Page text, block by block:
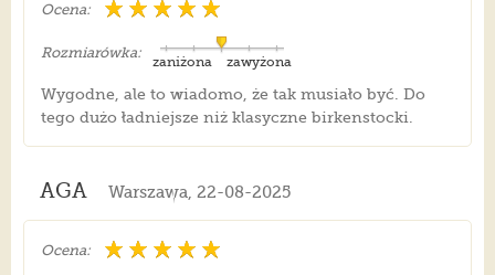
Ocena:
Rozmiarówka:
zawyżona
zaniżona
Wygodne, ale to wiadomo, że tak musiało być. Do
tego dużo ładniejsze niż klasyczne birkenstocki.
AGA Warszawa, 22-08-2025
Ocena: